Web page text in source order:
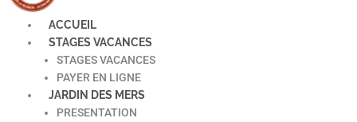
ACCUEIL
STAGES VACANCES
STAGES VACANCES
PAYER EN LIGNE
JARDIN DES MERS
PRESENTATION